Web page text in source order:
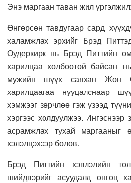
Энэ маргаан таван жил
Өнгөрсөн тавдугаар сард
халамжлах эрхийг Брэд
Оудеркирк нь Брэд Питтийн
харилцаа холбоотой байсан
мужийн шүүх саяхан Жон
харилцаагаа нууцалснаар
хэмжээг зөрчлөө гэж үзээд
хэргээс холдуулжээ. Ингэснээр
асрамжлах тухай маргааныг
хэлэлцэхээр болов.
Брэд Питтийн хэвлэлийн
шийдвэрийг асуудалд өнгөц